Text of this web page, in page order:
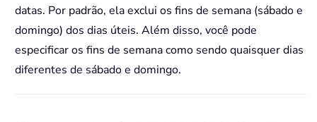
datas. Por padrão, ela exclui os fins de semana (sábado e
domingo) dos dias úteis. Além disso, você pode
especificar os fins de semana como sendo quaisquer dias
diferentes de sábado e domingo.